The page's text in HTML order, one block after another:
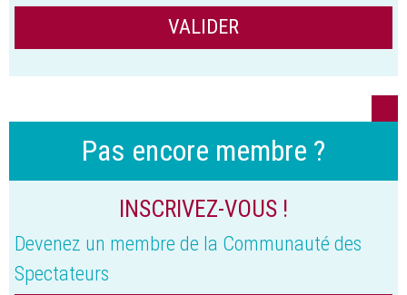
Pas encore membre ?
INSCRIVEZ-VOUS !
Devenez un membre de la Communauté des
Spectateurs